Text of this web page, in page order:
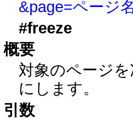
&page=ページ
#freeze
概要
対象のページ
にします。
引数